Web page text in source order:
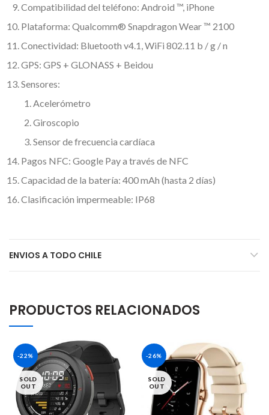
Compatibilidad del teléfono: Android ™, iPhone
Plataforma: Qualcomm® Snapdragon Wear ™ 2100
Conectividad: Bluetooth v4.1, WiFi 802.11 b / g / n
GPS: GPS + GLONASS + Beidou
Sensores:
Acelerómetro
Giroscopio
Sensor de frecuencia cardíaca
Pagos NFC: Google Pay a través de NFC
Capacidad de la batería: 400 mAh (hasta 2 días)
Clasificación impermeable: IP68
ENVIOS A TODO CHILE
PRODUCTOS RELACIONADOS
-22%
SOLD
OUT
-26%
SOLD
OUT